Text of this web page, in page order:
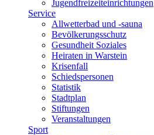
Jugendfreizeiteinrichtungen
Service
Allwetterbad und -sauna
Bevölkerungsschutz
Gesundheit Soziales
Heiraten in Warstein
Krisenfall
Schiedspersonen
Statistik
Stadtplan
Stiftungen
Veranstaltungen
Sport